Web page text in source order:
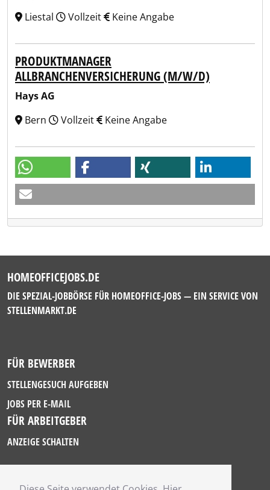
Liestal
Vollzeit Keine Angabe
PRODUKTMANAGER
ALLBRANCHENVERSICHERUNG (M/W/D)
Hays AG
Bern
Vollzeit Keine Angabe
HOMEOFFICEJOBS.DE
DIE SPEZIAL-JOBBÖRSE FÜR HOMEOFFICE-JOBS — EIN SERVICE VON
STELLENMARKT.DE
FÜR BEWERBER
STELLENGESUCH AUFGEBEN
JOBS PER E-MAIL
FÜR ARBEITGEBER
ANZEIGE SCHALTEN